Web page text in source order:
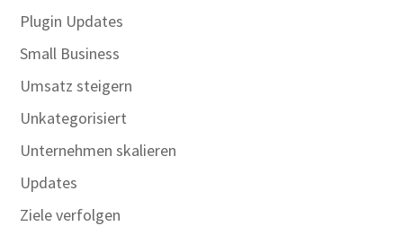
Plugin Updates
Small Business
Umsatz steigern
Unkategorisiert
Unternehmen skalieren
Updates
Ziele verfolgen